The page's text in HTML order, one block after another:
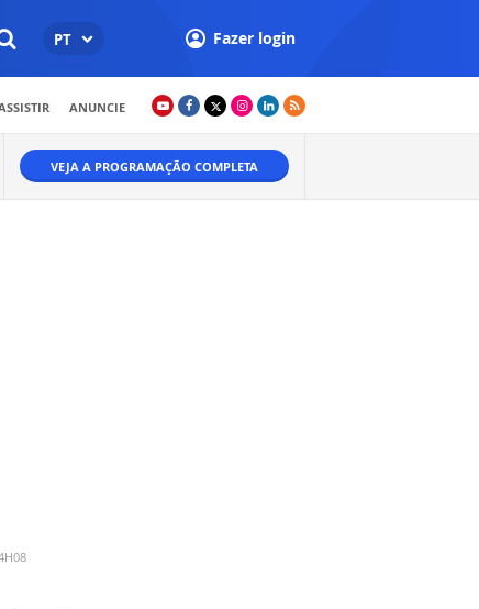
PT Fazer login
ANUNCIE
VEJA A PROGRAMAÇÃO COMPLETA